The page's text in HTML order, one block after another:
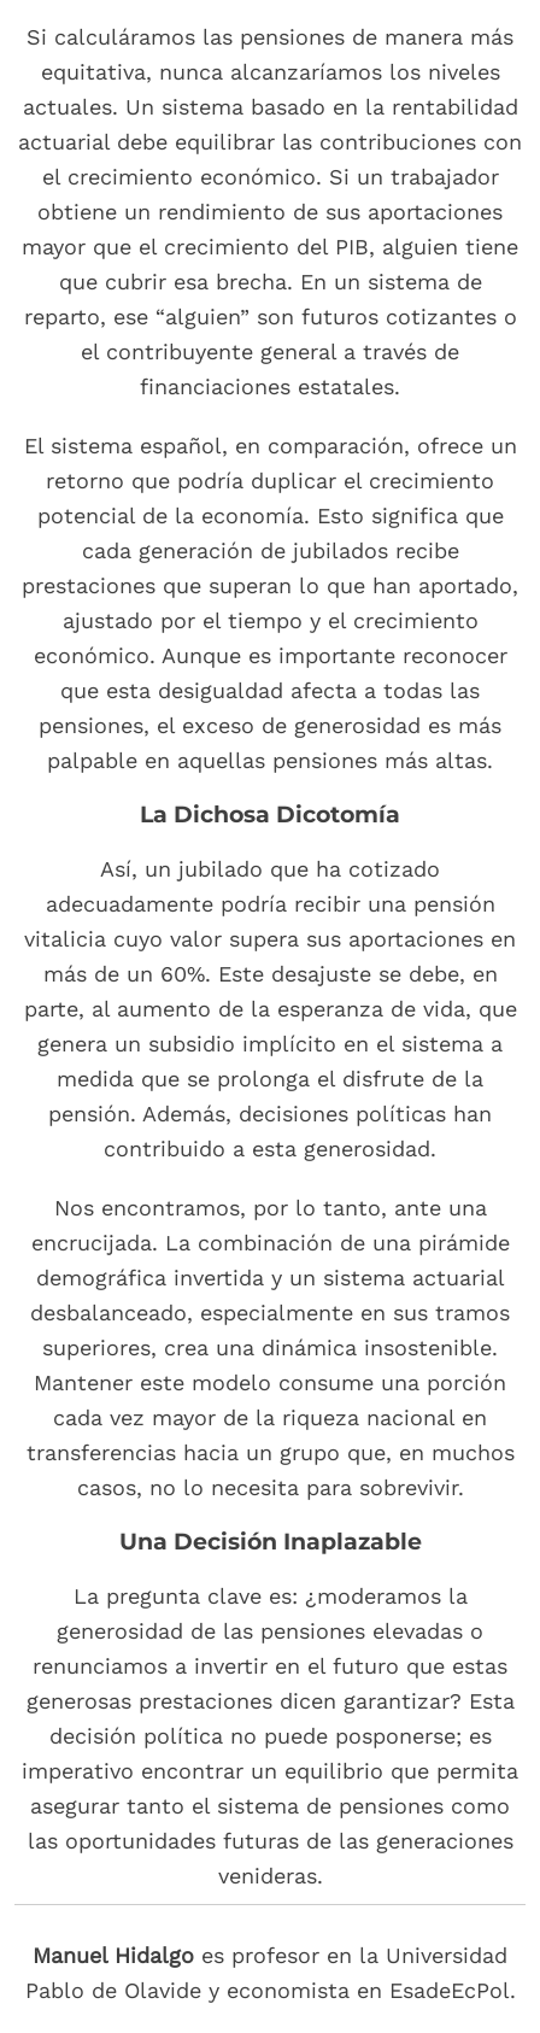
Si calculáramos las pensiones de manera más
equitativa, nunca alcanzaríamos los niveles
actuales. Un sistema basado en la rentabilidad
actuarial debe equilibrar las contribuciones con
el crecimiento económico. Si un trabajador
obtiene un rendimiento de sus aportaciones
mayor que el crecimiento del PIB, alguien tiene
que cubrir esa brecha. En un sistema de
reparto, ese “alguien” son futuros cotizantes o
el contribuyente general a través de
financiaciones estatales.
El sistema español, en comparación, ofrece un
retorno que podría duplicar el crecimiento
potencial de la economía. Esto significa que
cada generación de jubilados recibe
prestaciones que superan lo que han aportado,
ajustado por el tiempo y el crecimiento
económico. Aunque es importante reconocer
que esta desigualdad afecta a todas las
pensiones, el exceso de generosidad es más
palpable en aquellas pensiones más altas.
La Dichosa Dicotomía
Así, un jubilado que ha cotizado
adecuadamente podría recibir una pensión
vitalicia cuyo valor supera sus aportaciones en
más de un 60%. Este desajuste se debe, en
parte, al aumento de la esperanza de vida, que
genera un subsidio implícito en el sistema a
medida que se prolonga el disfrute de la
pensión. Además, decisiones políticas han
contribuido a esta generosidad.
Nos encontramos, por lo tanto, ante una
encrucijada. La combinación de una pirámide
demográfica invertida y un sistema actuarial
desbalanceado, especialmente en sus tramos
superiores, crea una dinámica insostenible.
Mantener este modelo consume una porción
cada vez mayor de la riqueza nacional en
transferencias hacia un grupo que, en muchos
casos, no lo necesita para sobrevivir.
Una Decisión Inaplazable
La pregunta clave es: ¿moderamos la
generosidad de las pensiones elevadas o
renunciamos a invertir en el futuro que estas
generosas prestaciones dicen garantizar? Esta
decisión política no puede posponerse; es
imperativo encontrar un equilibrio que permita
asegurar tanto el sistema de pensiones como
las oportunidades futuras de las generaciones
venideras.
Manuel Hidalgo es profesor en la Universidad
Pablo de Olavide y economista en EsadeEcPol.